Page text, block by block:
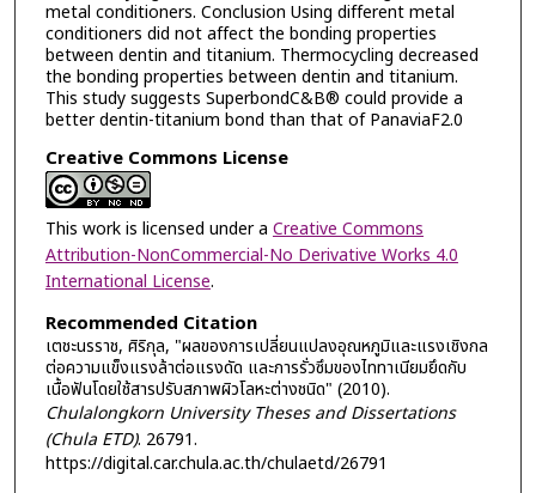
metal conditioners. Conclusion Using different metal
conditioners did not affect the bonding properties
between dentin and titanium. Thermocycling decreased
the bonding properties between dentin and titanium.
This study suggests SuperbondC&B® could provide a
better dentin-titanium bond than that of PanaviaF2.0
Creative Commons License
This work is licensed under a Creative Commons
Attribution-NonCommercial-No Derivative Works 4.0
International License.
Recommended Citation
เตชะนรราช, ศิริกุล, "ผลของการเปลี่ยนแปลงอุณหภูมิและแรงเชิงกล
ต่อความแข็งแรงล้าต่อแรงดัด และการรั่วซึมของไททาเนียมยึดกับ
เนื้อฟันโดยใช้สารปรับสภาพผิวโลหะต่างชนิด" (2010).
Chulalongkorn University Theses and Dissertations
(Chula ETD). 26791.
https://digital.car.chula.ac.th/chulaetd/26791